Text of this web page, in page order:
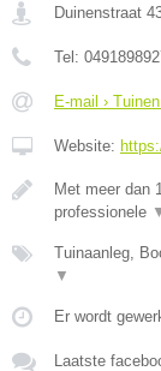
Duinenstraat
Tel:
E-mail ›
Website:
Met meer dan
professionele
Tuinaanleg,
▼
Er wordt
Laatste